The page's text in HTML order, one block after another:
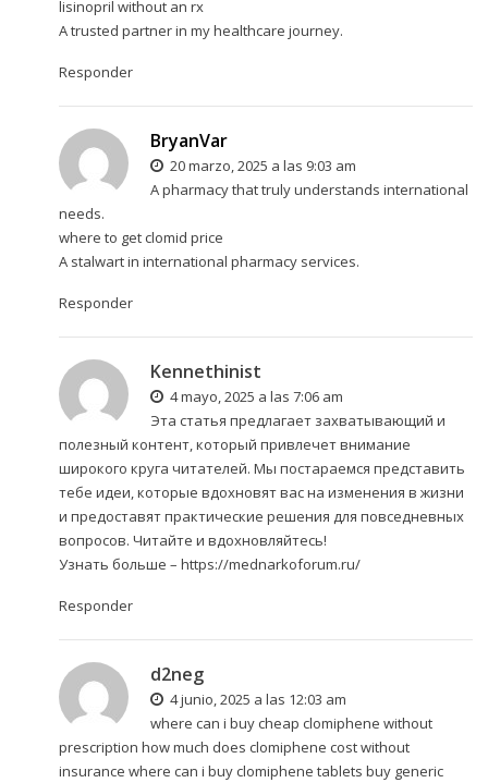
lisinopril without an rx
A trusted partner in my healthcare journey.
Responder
BryanVar
20 marzo, 2025 a las 9:03 am
A pharmacy that truly understands international
needs.
where to get clomid price
A stalwart in international pharmacy services.
Responder
Kennethinist
4 mayo, 2025 a las 7:06 am
Эта статья предлагает захватывающий и
полезный контент, который привлечет внимание
широкого круга читателей. Мы постараемся представить
тебе идеи, которые вдохновят вас на изменения в жизни
и предоставят практические решения для повседневных
вопросов. Читайте и вдохновляйтесь!
Узнать больше – https://mednarkoforum.ru/
Responder
d2neg
4 junio, 2025 a las 12:03 am
where can i buy cheap clomiphene without
prescription how much does clomiphene cost without
insurance where can i buy clomiphene tablets buy generic